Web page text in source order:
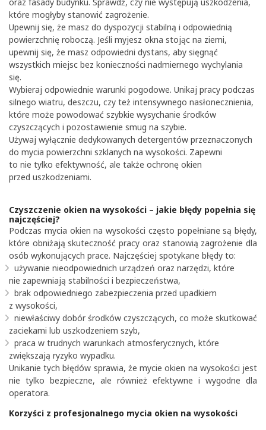
które mogłyby stanowić zagrożenie.
Upewnij się, że masz do dyspozycji stabilną i odpowiednią
powierzchnię roboczą. Jeśli myjesz okna stojąc na ziemi,
upewnij się, że masz odpowiedni dystans, aby sięgnąć
wszystkich miejsc bez konieczności nadmiernego wychylania
się.
Wybieraj odpowiednie warunki pogodowe. Unikaj pracy podczas
silnego wiatru, deszczu, czy też intensywnego nasłonecznienia,
które może powodować szybkie wysychanie środków
czyszczących i pozostawienie smug na szybie.
Używaj wyłącznie dedykowanych detergentów przeznaczonych
do mycia powierzchni szklanych na wysokości. Zapewni
to nie tylko efektywność, ale także ochronę okien
przed uszkodzeniami.
Czyszczenie okien na wysokości – jakie błędy popełnia się
najczęściej?
Podczas mycia okien na wysokości często popełniane są błędy,
które obniżają skuteczność pracy oraz stanowią zagrożenie dla
osób wykonujących prace. Najczęściej spotykane błędy to:
używanie nieodpowiednich urządzeń oraz narzędzi, które
nie zapewniają stabilności i bezpieczeństwa,
brak odpowiedniego zabezpieczenia przed upadkiem
z wysokości,
niewłaściwy dobór środków czyszczących, co może skutkować
zaciekami lub uszkodzeniem szyb,
praca w trudnych warunkach atmosferycznych, które
zwiększają ryzyko wypadku.
Unikanie tych błędów sprawia, że mycie okien na wysokości jest
nie tylko bezpieczne, ale również efektywne i wygodne dla
operatora.
Korzyści z profesjonalnego mycia okien na wysokości